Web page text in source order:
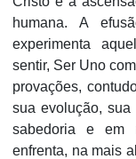
humana. A
experimenta
sentir, Ser Uno
provações,
sua evolução,
sabedoria e em
enfrenta, na mais